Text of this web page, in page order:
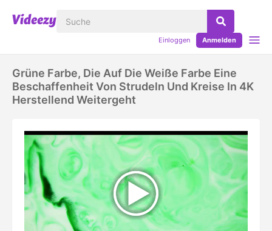
Einloggen Anmelden
Grüne Farbe, Die Auf Die Weiße Farbe Eine
Beschaffenheit Von Strudeln Und Kreise In 4K
Herstellend Weitergeht